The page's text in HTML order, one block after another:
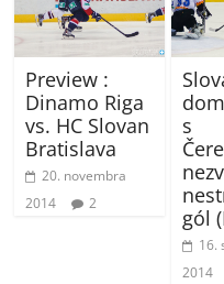
Preview :
Dinamo Riga
vs. HC Slovan
Bratislava
20. novembra
2014
2
s
gól
16.
2014